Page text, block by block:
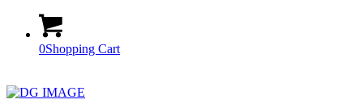
0Shopping Cart